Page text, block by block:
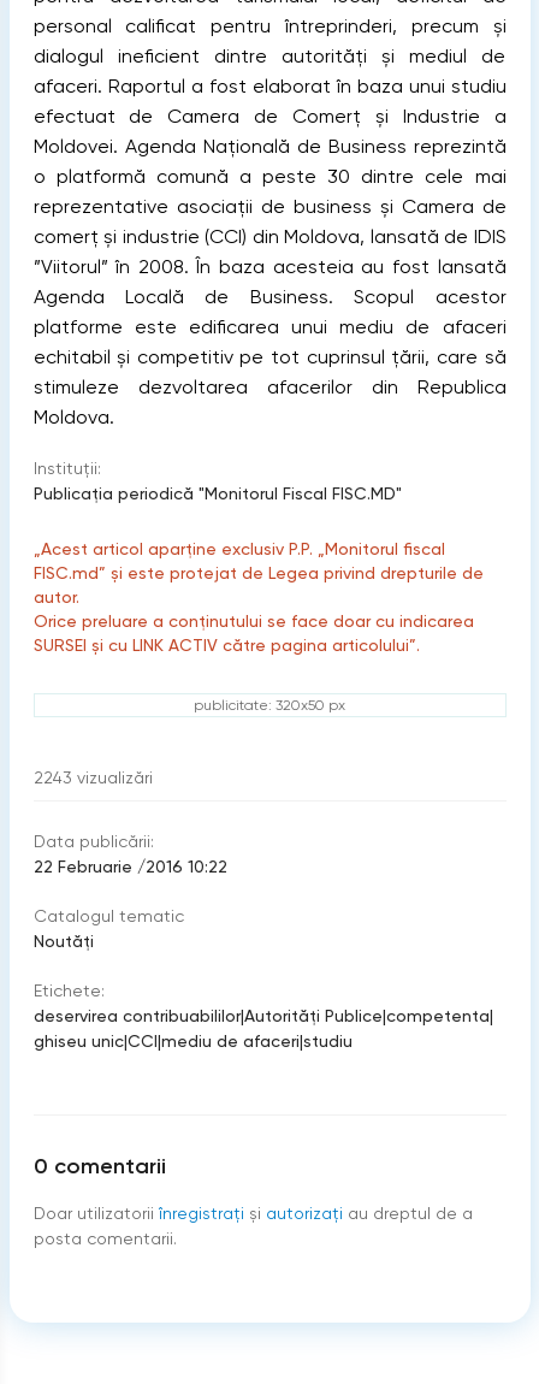
personal calificat pentru întreprinderi, precum și
dialogul ineficient dintre autorități și mediul de
afaceri. Raportul a fost elaborat în baza unui studiu
efectuat de Camera de Comerț și Industrie a
Moldovei. Agenda Naţională de Business reprezintă
o platformă comună a peste 30 dintre cele mai
reprezentative asociaţii de business şi Camera de
comerţ şi industrie (CCI) din Moldova, lansată de IDIS
”Viitorul” în 2008. În baza acesteia au fost lansată
Agenda Locală de Business. Scopul acestor
platforme este edificarea unui mediu de afaceri
echitabil și competitiv pe tot cuprinsul țării, care să
stimuleze dezvoltarea afacerilor din Republica
Moldova.
Instituții:
Publicaţia periodică "Monitorul Fiscal FISC.MD"
„Acest articol aparține exclusiv P.P. „Monitorul fiscal
FISC.md” și este protejat de Legea privind drepturile de
autor.
Orice preluare a conținutului se face doar cu indicarea
SURSEI și cu LINK ACTIV către pagina articolului”.
publicitate: 320x50 px
2243 vizualizări
Data publicării:
22 Februarie /2016 10:22
Catalogul tematic
Noutăți
Etichete:
deservirea contribuabililor|Autorități Publice|competenta|
ghiseu unic|CCI|mediu de afaceri|studiu
0 comentarii
Doar utilizatorii înregistraţi şi autorizați au dreptul de a
posta comentarii.